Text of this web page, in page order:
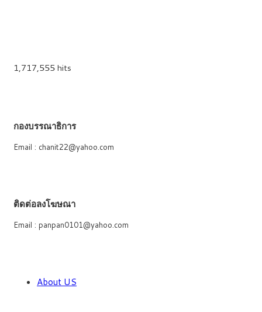
1,717,555 hits
กองบรรณาธิการ
Email : chanit22@yahoo.com
ติดต่อลงโฆษณา
Email : panpan0101@yahoo.com
About US